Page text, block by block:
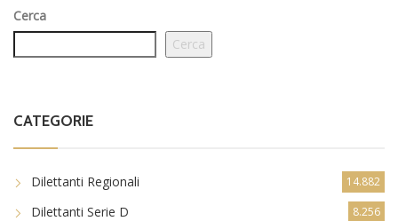
Cerca
Cerca
CATEGORIE
Dilettanti Regionali 14.882
Dilettanti Serie D 8.256